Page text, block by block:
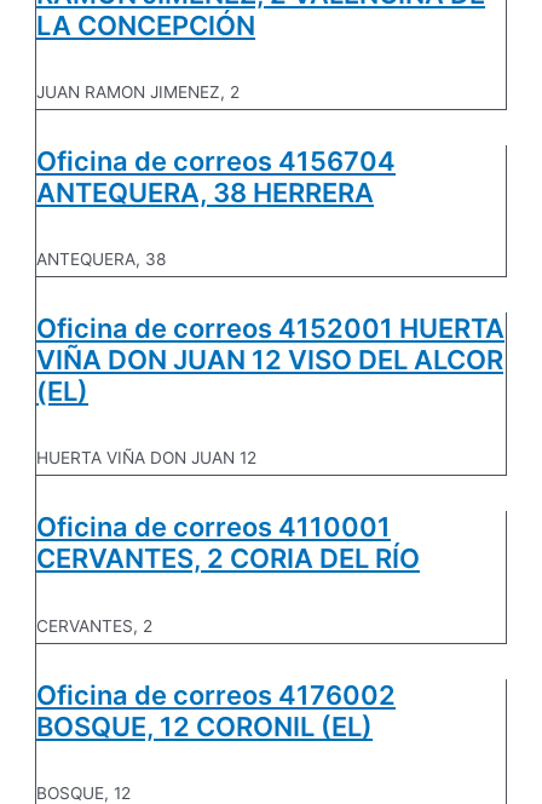
LA CONCEPCIÓN
JUAN RAMON JIMENEZ, 2
Oficina de correos 4156704
ANTEQUERA, 38 HERRERA
ANTEQUERA, 38
Oficina de correos 4152001 HUERTA
VIÑA DON JUAN 12 VISO DEL ALCOR
(EL)
HUERTA VIÑA DON JUAN 12
Oficina de correos 4110001
CERVANTES, 2 CORIA DEL RÍO
CERVANTES, 2
Oficina de correos 4176002
BOSQUE, 12 CORONIL (EL)
BOSQUE, 12